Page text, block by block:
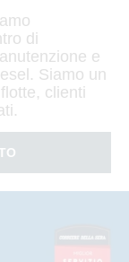
di
e
Siamo un
clienti